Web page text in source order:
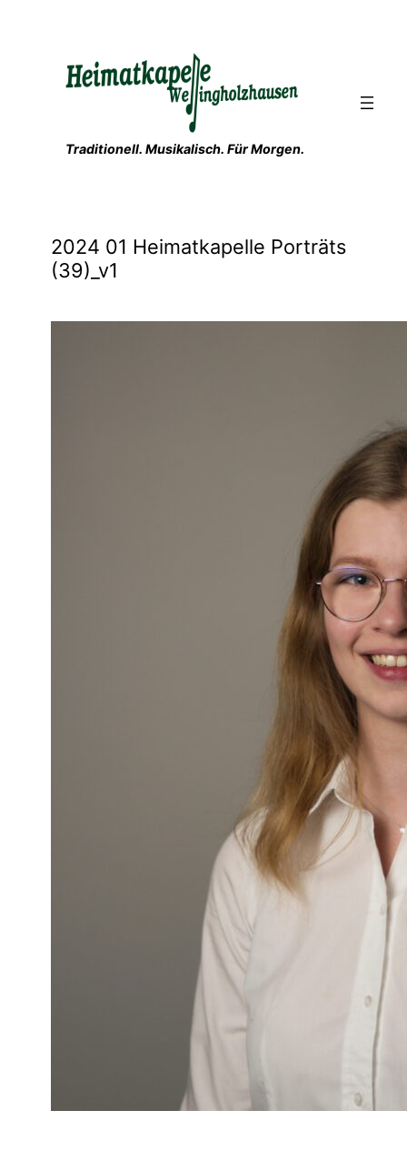
Traditionell. Musikalisch. Für Morgen.
2024 01 Heimatkapelle Porträts
(39)_v1